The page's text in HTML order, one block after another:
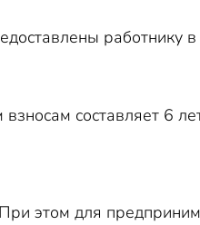
работнику в
составляет 6
этом для